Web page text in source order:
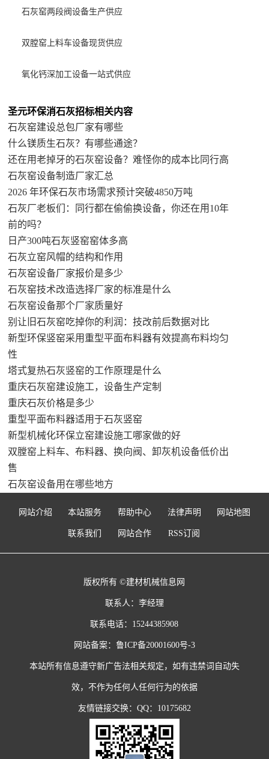
石灰窑两段阀设备生产供应
双膛窑上料车设备现货供应
氧化钙深加工设备一站式供应
圣元环保消石灰招标相关内容
石灰窑建设总包厂家有哪些
什么镁质生石灰？有哪些通途？
还在用老掉牙的石灰窑设备？难怪你的成本比同行高
石灰窑设备制造厂家汇总
2026 年环保石灰市场需求预计突破4850万吨
石灰厂老板们：同行都在偷偷换设备，你还在用10年
前的吗？
日产300吨石灰竖窑窑体多高
石灰立窑风帽的结构和作用
石灰窑设备厂家报价是多少
石灰窑技术改造选择厂家的标准是什么
石灰窑设备那个厂家质量好
别让旧石灰窑吃掉你的利润：技改前后数据对比
新型环保竖窑采用重型平面布料器有效提高布料均匀
性
塔式复热石灰竖窑的工作原理是什么
重庆石灰窑建设施工，设备生产定制
重庆石灰价格是多少
重型平面布料器适用于石灰竖窑
新型机械化环保立窑建设施工哪家做的好
双膛窑上料车、布料器、换向阀、卸灰机设备低价出
售
石灰窑设备用在哪些地方
网站介绍 本站服务 帮助中心 法律声明 网站地图
联系我们 网站合作 RSS订阅
版权所有 ©建材机械信息网
联系人：李经理
联系电话：15244385908
网站备案： 鲁ICP备20001600号-3
本站所有信息遵守新广告法相关规定，如有违禁词自动失
效，不作为任何人任何行为的依据
友情链接交换：QQ：10175682